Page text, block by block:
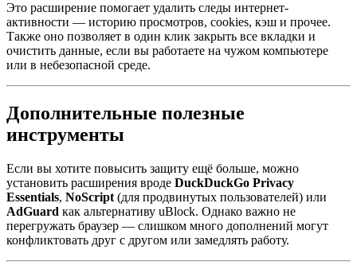
Это расширение помогает удалить следы интернет-
активности — историю просмотров, cookies, кэш и прочее.
Также оно позволяет в один клик закрыть все вкладки и
очистить данные, если вы работаете на чужом компьютере
или в небезопасной среде.
Дополнительные полезные
инструменты
Если вы хотите повысить защиту ещё больше, можно
установить расширения вроде DuckDuckGo Privacy
Essentials, NoScript (для продвинутых пользователей) или
AdGuard как альтернативу uBlock. Однако важно не
перегружать браузер — слишком много дополнений могут
конфликтовать друг с другом или замедлять работу.